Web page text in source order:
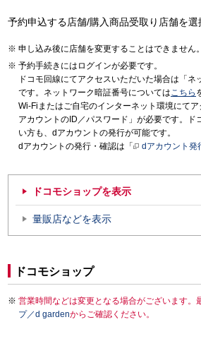
予約申込する店舗/購入商品受取り店舗を選
申し込み後に店舗を変更することはできません。
予約手続きにはログインが必要です。
ドコモ回線にてアクセスいただいた場合は「
です。ネットワーク暗証番号についてはこちら
Wi-Fiまたはご自宅のインターネット環境にて
アカウントのID／パスワード」が必要です。ド
い方も、dアカウントの発行が可能です。
dアカウントの発行・確認は「
dアカウント発
ドコモショップを表示
量販店などを表示
ドコモショップ
営業時間などは変更となる場合がございます。
プ／d gardenからご確認ください。